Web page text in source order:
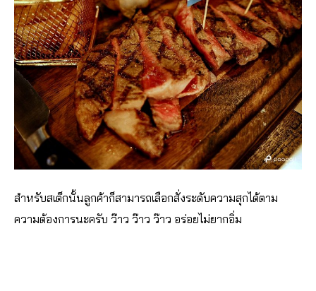
สำหรับสเต็กนั้นลูกค้าก็สามารถเลือกสั่งระดับความสุกได้ตาม
ความต้องการนะครับ ว๊าว ว๊าว ว๊าว อร่อยไม่ยากอิ่ม